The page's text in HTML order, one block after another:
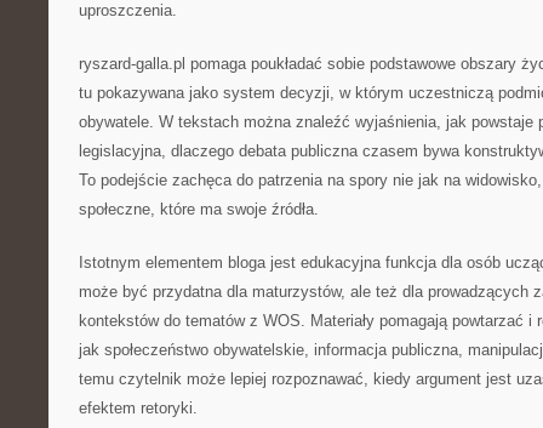
uproszczenia.
ryszard-galla.pl pomaga poukładać sobie podstawowe obszary
tu pokazywana jako system decyzji, w którym uczestniczą
obywatele. W tekstach można znaleźć wyjaśnienia, jak powstaje
legislacyjna, dlaczego debata publiczna czasem bywa
To podejście zachęca do patrzenia na spory nie jak na
społeczne, które ma swoje źródła.
Istotnym elementem bloga jest edukacyjna funkcja dla osób
może być przydatna dla maturzystów, ale też dla prowadzących
kontekstów do tematów z WOS. Materiały pomagają powtarzać i
jak społeczeństwo obywatelskie, informacja publiczna,
temu czytelnik może lepiej rozpoznawać, kiedy argument jest
efektem retoryki.